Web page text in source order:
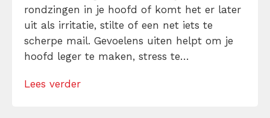
rondzingen in je hoofd of komt het er later
uit als irritatie, stilte of een net iets te
scherpe mail. Gevoelens uiten helpt om je
hoofd leger te maken, stress te
Maar hoe doe je dat zonder drama, verwijt
Lees verder